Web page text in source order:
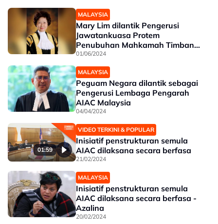
MALAYSIA
Mary Lim dilantik Pengerusi
Jawatankuasa Protem
Penubuhan Mahkamah Timbang
Tara AIAC
01/06/2024
MALAYSIA
Peguam Negara dilantik sebagai
Pengerusi Lembaga Pengarah
AIAC Malaysia
04/04/2024
01:59
VIDEO TERKINI & POPULAR
Inisiatif penstrukturan semula
AIAC dilaksana secara berfasa
21/02/2024
MALAYSIA
Inisiatif penstrukturan semula
AIAC dilaksana secara berfasa -
Azalina
20/02/2024